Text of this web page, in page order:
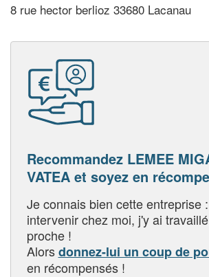
8 rue hector berlioz 33680 Lacanau
Recommandez LEMEE
VATEA et soyez en
Je connais bien cette entreprise
intervenir chez moi, j'y ai
proche !
Alorsdonnez-lui un coup de
en récompensés !